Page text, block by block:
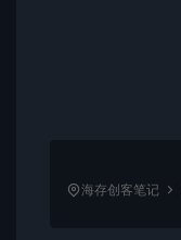
海存创客笔记